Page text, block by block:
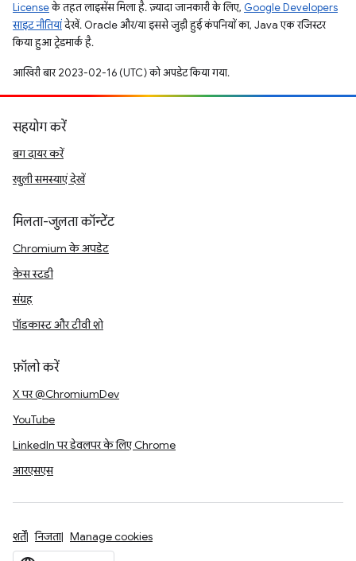
Licenseके तहत लाइसेंस मिला है. ज़्यादा जानकारी के लिए, Google Developers
साइट नीतियांदेखें. Oracle और/या इससे जुड़ी हुई कंपनियों का, Java एक रजिस्टर
किया हुआ ट्रेडमार्क है.
आखिरी बार 2023-02-16 (UTC) को अपडेट किया गया.
सहयोग करें
बग दायर करें
खुली समस्याएं देखें
मिलता-जुलता कॉन्टेंट
Chromium के अपडेट
केस स्टडी
संग्रह
पॉडकास्ट और टीवी शो
फ़ॉलो करें
X पर @ChromiumDev
YouTube
LinkedIn पर डेवलपर के लिए Chrome
आरएसएस
शर्तें निजता Manage cookies